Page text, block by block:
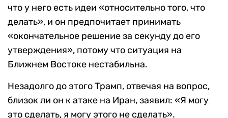
что у него есть идеи «относительно того, что
делать», и он предпочитает принимать
«окончательное решение за секунду до его
утверждения», потому что ситуация на
Ближнем Востоке нестабильна.
Незадолго до этого Трамп, отвечая на вопрос,
близок ли он к атаке на Иран, заявил: «Я могу
это сделать, я могу этого не сделать».